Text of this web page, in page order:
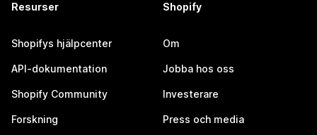
Resurser
Shopifys hjälpcenter
API-dokumentation
Shopify Community
Forskning
Shopify
Om
Jobba hos oss
Investerare
Press och media